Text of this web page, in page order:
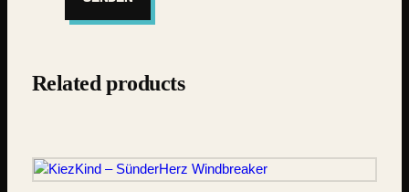
Related products